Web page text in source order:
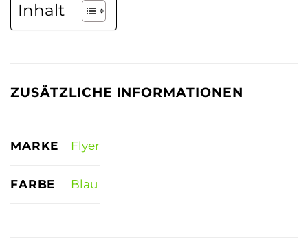
Inhalt
ZUSÄTZLICHE INFORMATIONEN
MARKE Flyer
FARBE Blau